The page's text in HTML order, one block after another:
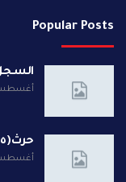
Popular Posts
أغسطس 6,
حرث(٦٥)فدان بأم رمته يدعم من الزكاة بالمحلية
أغسطس 6,